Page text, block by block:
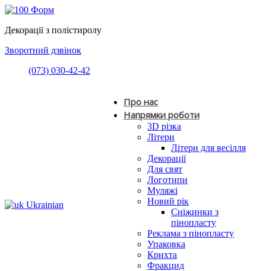
Декорації з полістиролу
Зворотний дзвінок
(073) 030-42-42
Ukrainian
Про нас
Напрямки роботи
3D різка
Літери
Літери для весілля
Декорації
Для свят
Логотипи
Муляжі
Новий рік
Сніжинки з
пінопласту
Реклама з пінопласту
Упаковка
Крихта
Фракцид